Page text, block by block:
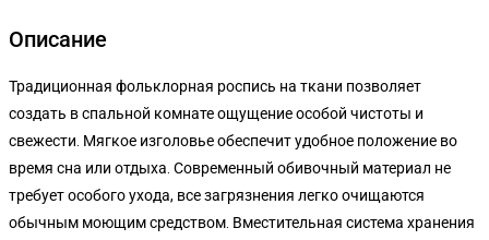
Описание
Традиционная фольклорная роспись на ткани позволяет
создать в спальной комнате ощущение особой чистоты и
свежести. Мягкое изголовье обеспечит удобное положение во
время сна или отдыха. Современный обивочный материал не
требует особого ухода, все загрязнения легко очищаются
обычным моющим средством. Вместительная система хранения